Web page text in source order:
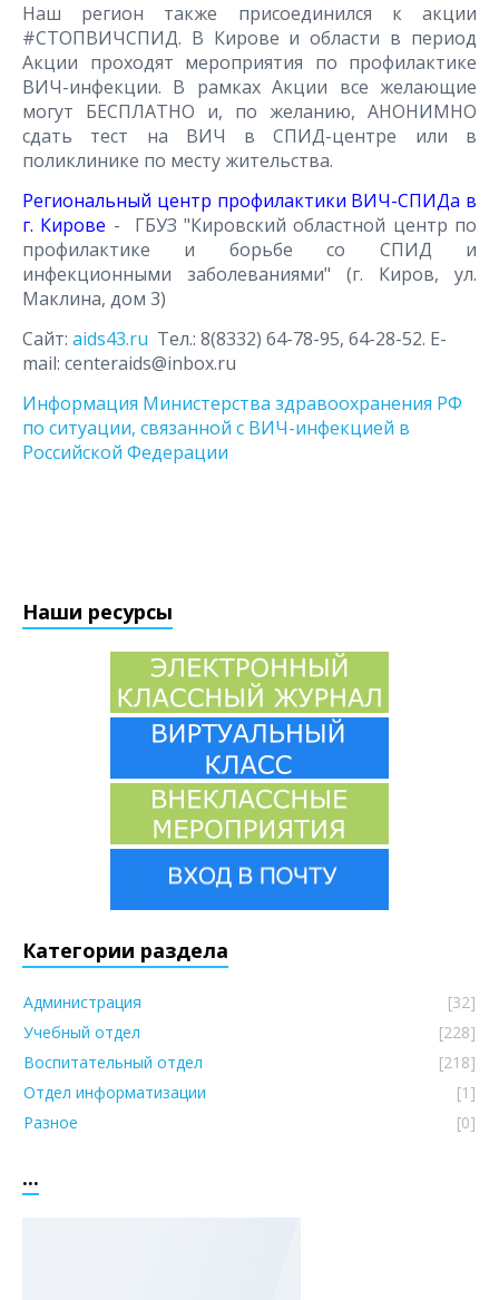
Наш регион также присоединился к акции
#СТОПВИЧСПИД. В Кирове и области в период
Акции проходят мероприятия по профилактике
ВИЧ-инфекции. В рамках Акции все желающие
могут БЕСПЛАТНО и, по желанию, АНОНИМНО
сдать тест на ВИЧ в СПИД-центре или в
поликлинике по месту жительства.
Региональный центр профилактики ВИЧ-СПИДа в
г. Кирове - ГБУЗ "Кировский областной центр по
профилактике и борьбе со СПИД и
инфекционными заболеваниями" (г. Киров, ул.
Маклина, дом 3)
Сайт: aids43.ru Тел.: 8(8332) 64-78-95, 64-28-52. E-
mail: centeraids@inbox.ru
Информация Министерства здравоохранения РФ
по ситуации, связанной с ВИЧ-инфекцией в
Российской Федерации
Наши ресурсы
Категории раздела
Администрация
[32]
Учебный отдел
[228]
Воспитательный отдел
[218]
Отдел информатизации
[1]
Разное
[0]
...